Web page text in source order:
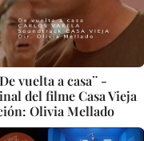
vuelta a casa¨ -
del filme Casa Vieja
Olivia Mellado